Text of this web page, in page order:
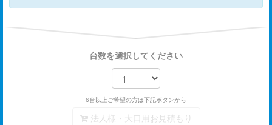
台数を選択してください
6台以上ご希望の方は下記ボタンから
法人様・大口用お見積もり